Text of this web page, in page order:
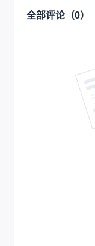
全部评论（0）